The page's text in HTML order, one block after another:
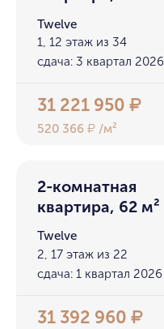
Twelve
1, 12 этаж из 34
сдача: 3 квартал 2026
31 221 950₽
520 366₽ /м²
2-комнатная
квартира, 62 м²
Twelve
2, 17 этаж из 22
сдача: 1 квартал 2026
31 392 960₽